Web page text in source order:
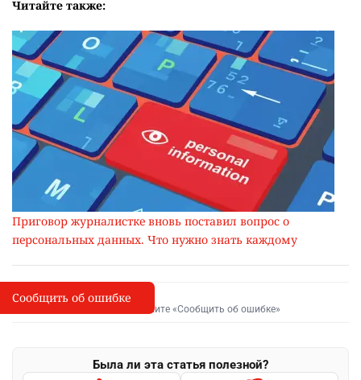
Читайте также:
Приговор журналистке вновь поставил вопрос о
персональных данных. Что нужно знать каждому
I
Сообщить об опечатке
Выделите фрагмент и нажмите «Сообщить об ошибке»
Была ли эта статья полезной?
Сообщить об ошибке